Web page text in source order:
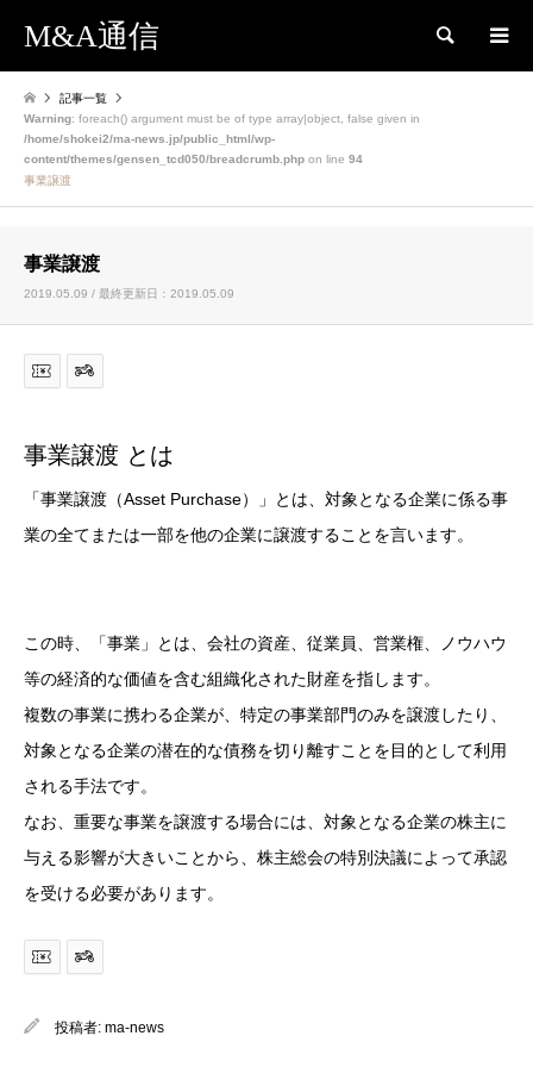
M&A通信 検索
記事一覧
Warning: foreach() argument must be of type array|object, false given in
/home/shokei2/ma-news.jp/public_html/wp-
content/themes/gensen_tcd050/breadcrumb.php on line 94
事業譲渡
事業譲渡
2019.05.09 / 最終更新日：2019.05.09
事業譲渡 とは
「事業譲渡（Asset Purchase）」とは、対象となる企業に係る事
業の全てまたは一部を他の企業に譲渡することを言います。
この時、「事業」とは、会社の資産、従業員、営業権、ノウハウ
等の経済的な価値を含む組織化された財産を指します。
複数の事業に携わる企業が、特定の事業部門のみを譲渡したり、
対象となる企業の潜在的な債務を切り離すことを目的として利用
される手法です。
なお、重要な事業を譲渡する場合には、対象となる企業の株主に
与える影響が大きいことから、株主総会の特別決議によって承認
を受ける必要があります。
投稿者: ma-news